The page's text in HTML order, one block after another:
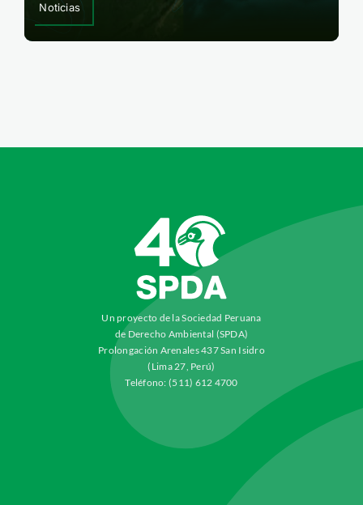
Noticias
Un proyecto de la Sociedad Peruana
de Derecho Ambiental (SPDA)
Prolongación Arenales 437 San Isidro
(Lima 27, Perú)
Teléfono: (511) 612 4700